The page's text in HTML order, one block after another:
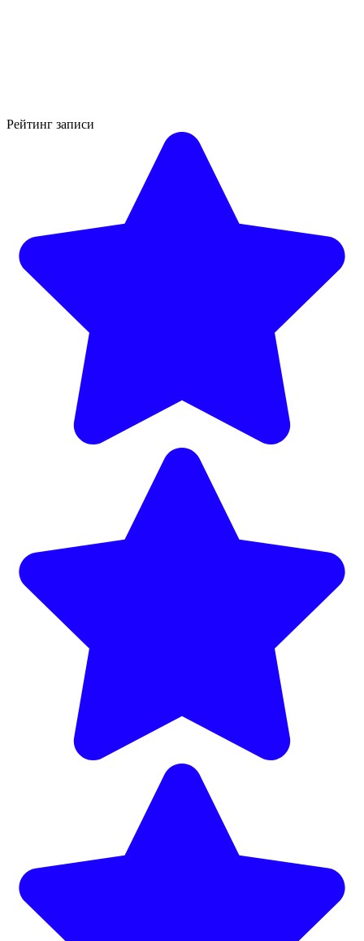
Рейтинг записи